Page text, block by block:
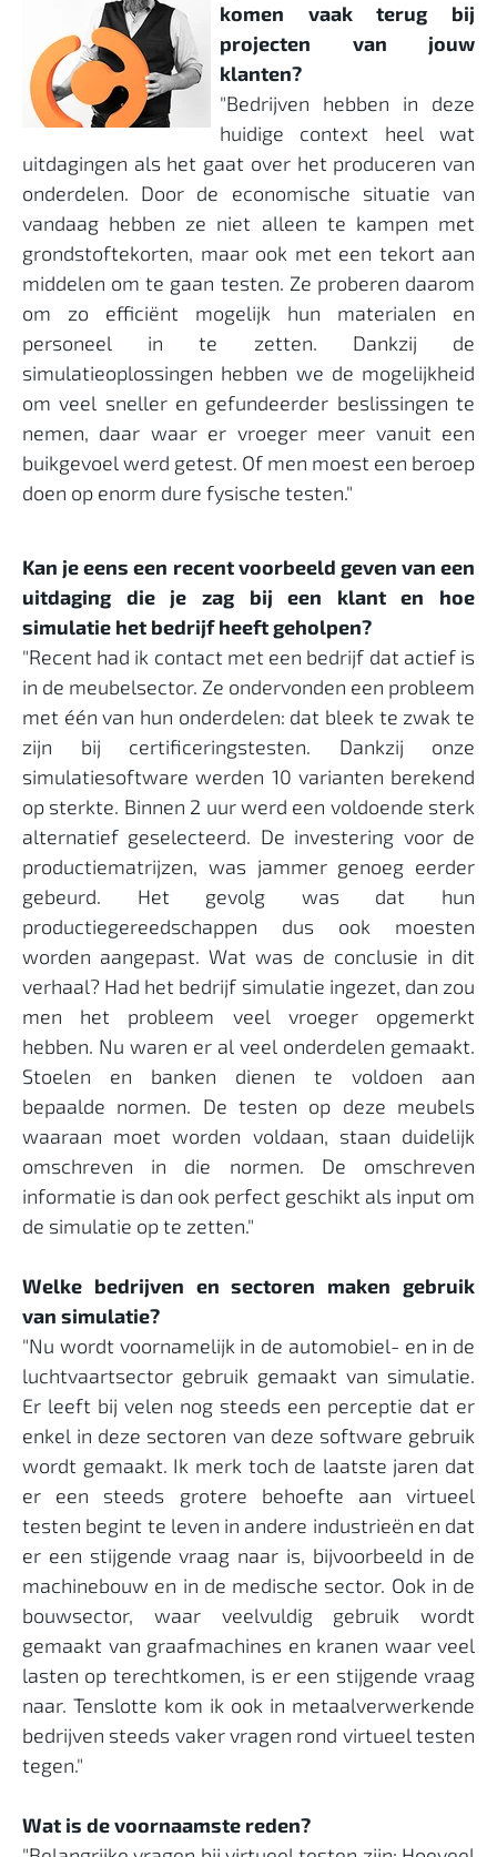
komen vaak terug bij
projecten van jouw
klanten?
"Bedrijven hebben in deze
huidige context heel wat
uitdagingen als het gaat over het produceren van
onderdelen. Door de economische situatie van
vandaag hebben ze niet alleen te kampen met
grondstoftekorten, maar ook met een tekort aan
middelen om te gaan testen. Ze proberen daarom
om zo efficiënt mogelijk hun materialen en
personeel in te zetten. Dankzij de
simulatieoplossingen hebben we de mogelijkheid
om veel sneller en gefundeerder beslissingen te
nemen, daar waar er vroeger meer vanuit een
buikgevoel werd getest. Of men moest een beroep
doen op enorm dure fysische testen."
Kan je eens een recent voorbeeld geven van een
uitdaging die je zag bij een klant en hoe
simulatie het bedrijf heeft geholpen?
"Recent had ik contact met een bedrijf dat actief is
in de meubelsector. Ze ondervonden een probleem
met één van hun onderdelen: dat bleek te zwak te
zijn bij certificeringstesten. Dankzij onze
simulatiesoftware werden 10 varianten berekend
op sterkte. Binnen 2 uur werd een voldoende sterk
alternatief geselecteerd. De investering voor de
productiematrijzen, was jammer genoeg eerder
gebeurd. Het gevolg was dat hun
productiegereedschappen dus ook moesten
worden aangepast. Wat was de conclusie in dit
verhaal? Had het bedrijf simulatie ingezet, dan zou
men het probleem veel vroeger opgemerkt
hebben. Nu waren er al veel onderdelen gemaakt.
Stoelen en banken dienen te voldoen aan
bepaalde normen. De testen op deze meubels
waaraan moet worden voldaan, staan duidelijk
omschreven in die normen. De omschreven
informatie is dan ook perfect geschikt als input om
de simulatie op te zetten."
Welke bedrijven en sectoren maken gebruik
van simulatie?
"Nu wordt voornamelijk in de automobiel- en in de
luchtvaartsector gebruik gemaakt van simulatie.
Er leeft bij velen nog steeds een perceptie dat er
enkel in deze sectoren van deze software gebruik
wordt gemaakt. Ik merk toch de laatste jaren dat
er een steeds grotere behoefte aan virtueel
testen begint te leven in andere industrieën en dat
er een stijgende vraag naar is, bijvoorbeeld in de
machinebouw en in de medische sector. Ook in de
bouwsector, waar veelvuldig gebruik wordt
gemaakt van graafmachines en kranen waar veel
lasten op terechtkomen, is er een stijgende vraag
naar. Tenslotte kom ik ook in metaalverwerkende
bedrijven steeds vaker vragen rond virtueel testen
tegen."
Wat is de voornaamste reden?